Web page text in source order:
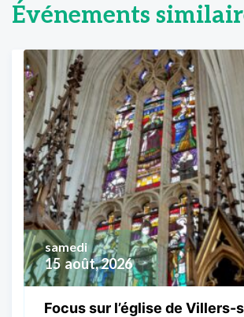
Événements
15 août, 2026
samedi
Focus sur l’église de Villers-